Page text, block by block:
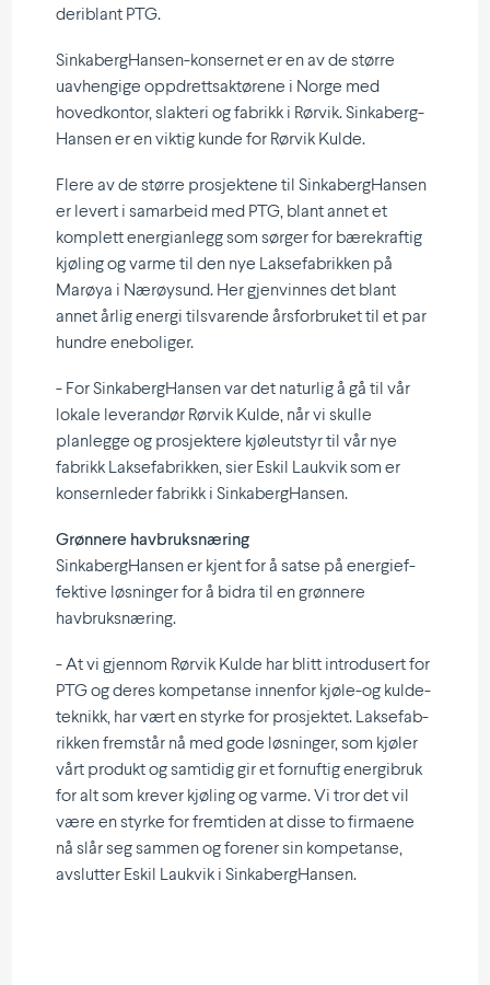
deriblant PTG.
Sinka­berg­Hansen-konsernet er en av de større
uavhengige oppdretts­ak­tørene i Norge med
hoved­kontor, slakteri og fabrikk i Rørvik. Sinka­berg­
Hansen er en viktig kunde for Rørvik Kulde.
Flere av de større prosjektene til Sinka­berg­Hansen
er levert i samarbeid med PTG, blant annet et
komplett energi­anlegg som sørger for bærekraftig
kjøling og varme til den nye Lakse­fab­rikken på
Marøya i Nærøysund. Her gjenvinnes det blant
annet årlig energi tilsva­rende årsfor­bruket til et par
hundre eneboliger.
- For Sinka­berg­Hansen var det naturlig å gå til vår
lokale leverandør Rørvik Kulde, når vi skulle
planlegge og prosjektere kjøle­utstyr til vår nye
fabrikk Lakse­fab­rikken, sier Eskil Laukvik som er
konsern­leder fabrikk i SinkabergHansen.
Grønnere havbruks­næring
Sinka­berg­Hansen er kjent for å satse på energi­ef­
fektive løsninger for å bidra til en grønnere
havbruksnæring.
- At vi gjennom Rørvik Kulde har blitt intro­dusert for
PTG og deres kompe­tanse innenfor kjøle-og kulde­
teknikk, har vært en styrke for prosjektet. Lakse­fab­
rikken fremstår nå med gode løsninger, som kjøler
vårt produkt og samtidig gir et fornuftig energibruk
for alt som krever kjøling og varme. Vi tror det vil
være en styrke for fremtiden at disse to firmaene
nå slår seg sammen og forener sin kompe­tanse,
avslutter Eskil Laukvik i SinkabergHansen.